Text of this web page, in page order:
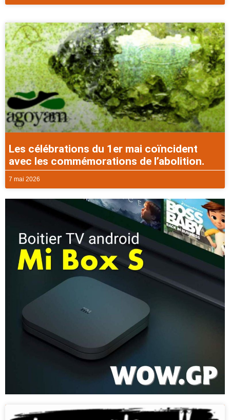
Les célébrations du 1er mai coïncident
avec les commémorations de l’abolition.
7 mai 2026